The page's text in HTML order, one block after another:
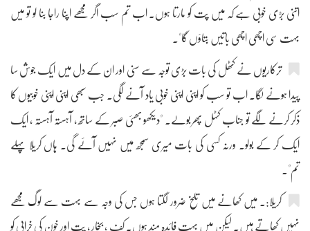
اتنی بڑی خوبی ہے کہ میں پت کو مارتا ہوں۔ اب تم سب اگر مجھے اپنا راجا بنا لو تو میں
بہت سی اچھی اچھی باتیں بتاؤں گا"۔
ترکاریوں نے کٹھل کی بات بڑی توجہ سے سنی اور ان کے دل میں ایک جوش سا
پیدا ہونے لگا۔ اب تو سب کو اپنی اپنی خوبی یاد آنے لگی۔ جب سبھی اپنی اپنی خوبیوں کا
ذکر کرنے لگے تو جناب کٹہل پھر بولے۔ "دیکھو بھئی صبر کے ساتھ ، آہستہ آہستہ ، ایک
ایک کر کے بولو۔ ورنہ کسی کی بات میری سمجھ میں نہیں آئے گی۔ ہاں کریلا پہلے
تم"۔
کریلا:۔ میں کھانے میں تلخ ضرور لگتا ہوں جس کی وجہ سے بہت سے لوگ مجھے
نہیں کھاتے ہیں۔ لیکن میں بہت فائدہ مند ہوں۔ کف ، بخار ، پت اور خون کی خرابی کو